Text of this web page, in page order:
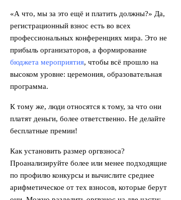
«А что, мы за это ещё и платить должны?» Да,
регистрационный взнос есть во всех
профессиональных конференциях мира. Это не
прибыль организаторов, а формирование
бюджета мероприятия, чтобы всё прошло на
высоком уровне: церемония, образовательная
программа.
К тому же, люди относятся к тому, за что они
платят деньги, более ответственно. Не делайте
бесплатные премии!
Как установить размер оргвзноса?
Проанализируйте более или менее подходящие
по профилю конкурсы и вычислите среднее
арифметическое от тех взносов, которые берут